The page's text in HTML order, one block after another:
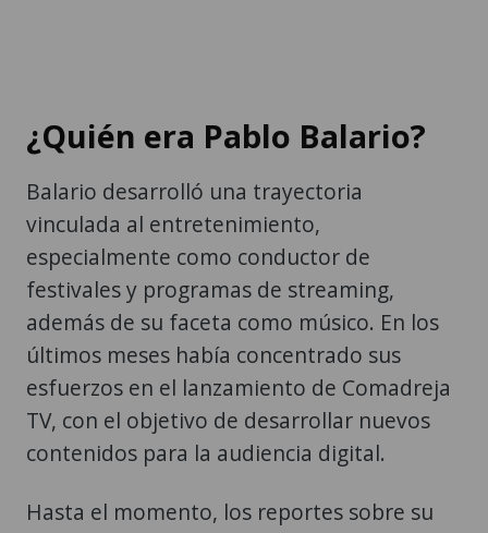
¿Quién era Pablo Balario?
Balario desarrolló una trayectoria
vinculada al entretenimiento,
especialmente como conductor de
festivales y programas de streaming,
además de su faceta como músico. En los
últimos meses había concentrado sus
esfuerzos en el lanzamiento de Comadreja
TV, con el objetivo de desarrollar nuevos
contenidos para la audiencia digital.
Hasta el momento, los reportes sobre su